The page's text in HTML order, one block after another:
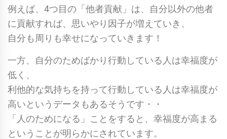
例えば、4つ目の「他者貢献」は、自分以外の他者
に貢献すれば、思いやり因子が増えていき、
自分も周りも幸せになっていきます！
一方、自分のためばかり行動している人は幸福度が
低く、
利他的な気持ちを持って行動している人は幸福度が
高いというデータもあるそうです・・
「人のためになる」ことをすると、幸福度が高まる
ということが明らかにされています。